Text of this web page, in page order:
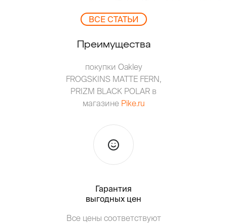
ВCЕ СТАТЬИ
Преимущества
покупки Oakley
FROGSKINS MATTE FERN,
PRIZM BLACK POLAR в
магазине Pike.ru
Гарантия
выгодных цен
Все цены соответствуют